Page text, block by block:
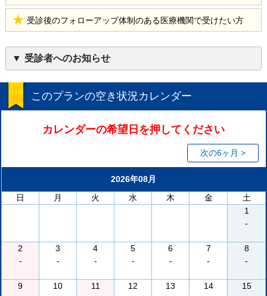
受診後のフォローアップ体制のある医療機関で受けたい方
受診者へのお知らせ
このプランの空き状況カレンダー
カレンダーの希望日を押してください
次の6ヶ月 >
2026年08月
日
月 火 水 木 金
土
1
-
2
-
3
-
4
-
5
-
6
-
7
-
8
-
9
10
11
12
13
14
15